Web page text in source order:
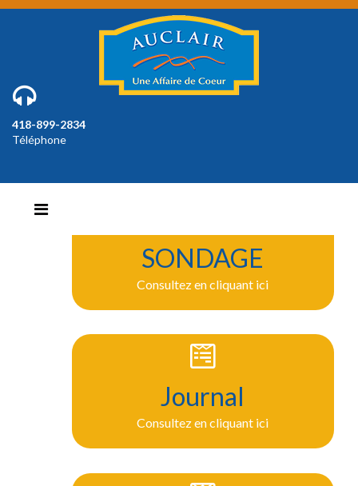
418-899-2834
Téléphone
SONDAGE
Consultez en cliquant ici
Journal
Consultez en cliquant ici